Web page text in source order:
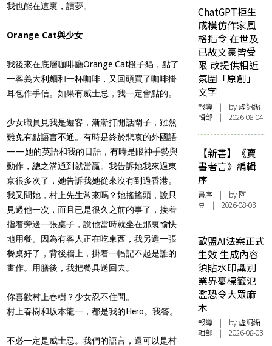
我也能在這裏，讀夢。
Orange Cat與少女
我後來在底層咖啡廳Orange Cat橙子貓，點了
一客義大利麵和一杯咖啡，又回頭買了咖啡掛
耳包作手信。如果有威士忌，我一定會點的。
少女職員見我是遊客，漸漸打開話閘子，雖然
難免有點語言不通。有時是終於悲哀的外國語
——她的英語和我的日語，有時是眼神手勢與
動作，總之溝通到就當贏。我告訴她我來過東
京很多次了，她告訴我她從來沒有到過香港。
我又問她，村上先生常來嗎？她搖搖頭，說只
見過他一次，而且已是很久之前的事了，接着
指着旁邊一張桌子，說他當時就坐在那裏愉快
地用餐。因為有客人正在吃東西，我另選一張
餐桌好了，背後牆上，掛着一幅記不起是誰的
畫作。用膳後，我把餐具送回去。
你喜歡村上春樹？少女忍不住問。
村上春樹和坂本龍一，都是我的Hero。我答。
不必一定是威士忌。我們的語言，還可以是村
ChatGPT拒生
成模仿作家風
格指令 在世及
已故文豪皆受
限 改提供相近
氛圍「原創」
文字
報導 | by 虛詞編
輯部 | 2026-08-04
【新書】《賣
書者言》編輯
序
書序 | by 阿
豆 | 2026-08-03
歐盟AI法案正式
生效 生成內容
須貼水印識別
業界憂標籤氾
濫恐令大眾麻
木
報導 | by 虛詞編
輯部 | 2026-08-03